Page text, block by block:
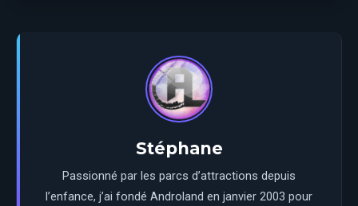
Stéphane
Passionné par les parcs d’attractions depuis
l’enfance, j’ai fondé Androland en janvier 2003 pour